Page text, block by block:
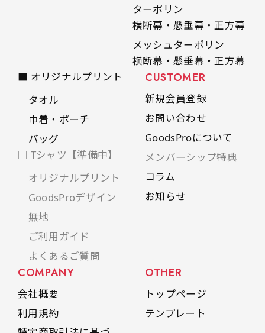
ターポリン
横断幕・懸垂幕・正方幕
メッシュターポリン
横断幕・懸垂幕・正方幕
■ オリジナルプリント
タオル
巾着・ポーチ
バッグ
□ Tシャツ【準備中】
オリジナルプリント
GoodsProデザイン
無地
ご利用ガイド
よくあるご質問
CUSTOMER
新規会員登録
お問い合わせ
GoodsProについて
メンバーシップ特典
コラム
お知らせ
COMPANY
会社概要
利用規約
OTHER
トップページ
テンプレート